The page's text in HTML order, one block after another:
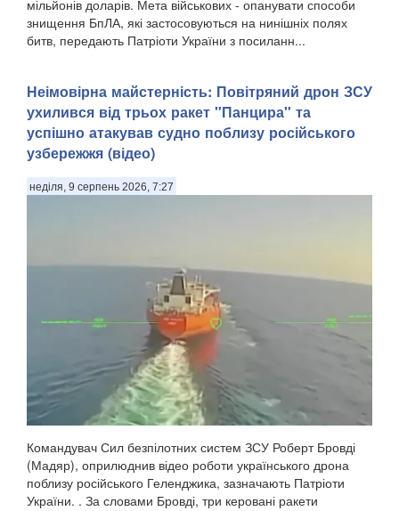
мільйонів доларів. Мета військових - опанувати способи
знищення БпЛА, які застосовуються на нинішніх полях
битв, передають Патріоти України з посиланн...
Неімовірна майстерність: Повітряний дрон ЗСУ
ухилився від трьох ракет "Панцира" та
успішно атакував судно поблизу російського
узбережжя (відео)
неділя, 9 серпень 2026, 7:27
Командувач Сил безпілотних систем ЗСУ Роберт Бровді
(Мадяр), оприлюднив відео роботи українського дрона
поблизу російського Геленджика, зазначають Патріоти
України. . За словами Бровді, три керовані ракети